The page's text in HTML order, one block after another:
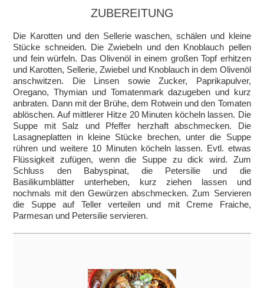
ZUBEREITUNG
Die Karotten und den Sellerie waschen, schälen und kleine
Stücke schneiden. Die Zwiebeln und den Knoblauch pellen
und fein würfeln. Das Olivenöl in einem großen Topf erhitzen
und Karotten, Sellerie, Zwiebel und Knoblauch in dem Olivenöl
anschwitzen. Die Linsen sowie Zucker, Paprikapulver,
Oregano, Thymian und Tomatenmark dazugeben und kurz
anbraten. Dann mit der Brühe, dem Rotwein und den Tomaten
ablöschen. Auf mittlerer Hitze 20 Minuten köcheln lassen. Die
Suppe mit Salz und Pfeffer herzhaft abschmecken. Die
Lasagneplatten in kleine Stücke brechen, unter die Suppe
rühren und weitere 10 Minuten köcheln lassen. Evtl. etwas
Flüssigkeit zufügen, wenn die Suppe zu dick wird. Zum
Schluss den Babyspinat, die Petersilie und die
Basilikumblätter unterheben, kurz ziehen lassen und
nochmals mit den Gewürzen abschmecken. Zum Servieren
die Suppe auf Teller verteilen und mit Creme Fraiche,
Parmesan und Petersilie servieren.